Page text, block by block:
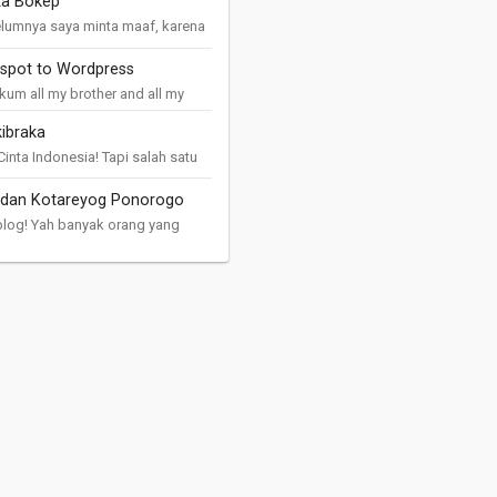
saya minta maaf, karena
kali ini agak saru, tapi ini
saya mengenal dunia
Pertama kali kenal internet w...
to Wordpress
all my brother and all my
you today? pine pine ajah
disini cuma mau berbagi
...
Indonesia! Tapi salah satu
telah menjauh dariku.
mulai menghauntuiku.
adalah singkatan d...
Kotareyog Ponorogo
Yah banyak orang yang
Untung apa dari blog?